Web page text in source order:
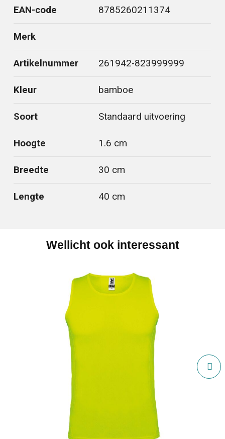
EAN-code 8785260211374
Merk
Artikelnummer 261942-823999999
Kleur bamboe
Soort Standaard uitvoering
Hoogte 1.6 cm
Breedte 30 cm
Lengte 40 cm
Wellicht ook interessant